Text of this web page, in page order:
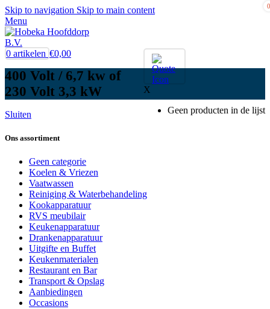
Skip to navigation Skip to main content
Menu
0
X
Geen producten in de lijst
0 artikelen €0,00
400 Volt / 6,7 kw of
230 Volt 3,3 kW
Sluiten
Ons assortiment
Geen categorie
Koelen & Vriezen
Vaatwassen
Reiniging & Waterbehandeling
Kookapparatuur
RVS meubilair
Keukenapparatuur
Drankenapparatuur
Uitgifte en Buffet
Keukenmaterialen
Restaurant en Bar
Transport & Opslag
Aanbiedingen
Occasions